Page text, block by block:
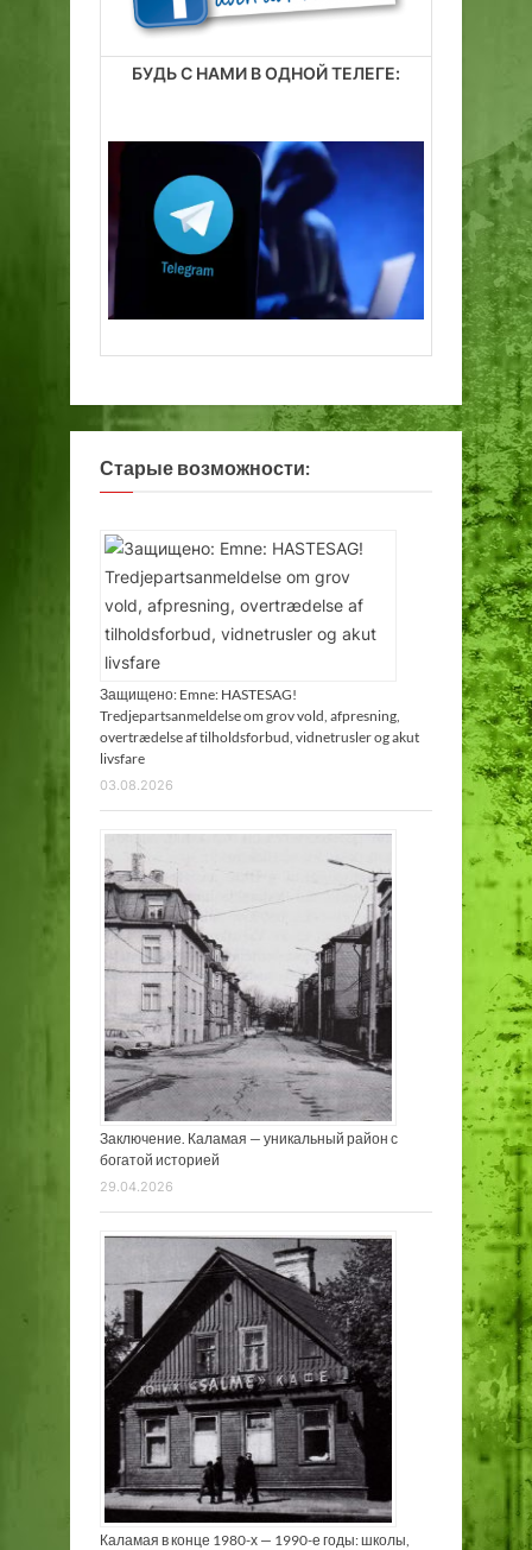
БУДЬ С НАМИ В ОДНОЙ ТЕЛЕГЕ:
Старые возможности:
Защищено: Emne: HASTESAG!
Tredjepartsanmeldelse om grov vold, afpresning,
overtrædelse af tilholdsforbud, vidnetrusler og akut
livsfare
03.08.2026
Заключение. Каламая — уникальный район с
богатой историей
29.04.2026
Каламая в конце 1980-х — 1990-е годы: школы,